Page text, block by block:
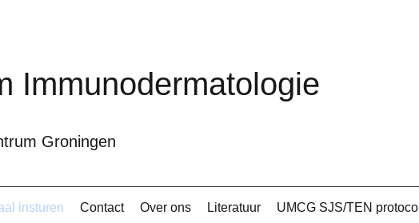
Immunodermatologie
Groningen
insturen Contact Over ons Literatuur UMCG SJS/TEN protocol